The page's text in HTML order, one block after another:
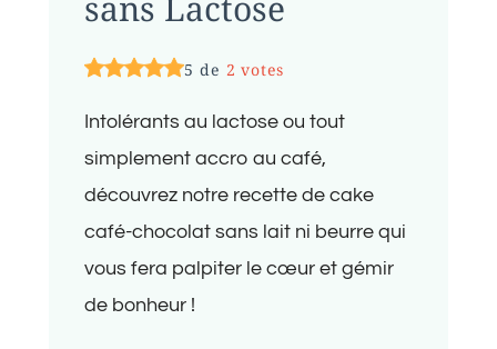
5 de 2 votes
Intolérants au lactose ou tout
simplement accro au café,
découvrez notre recette de cake
café-chocolat sans lait ni beurre qui
vous fera palpiter le cœur et gémir
de bonheur !